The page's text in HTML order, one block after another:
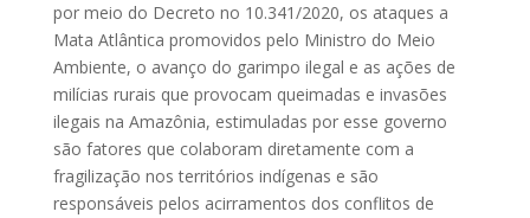
por meio do Decreto no 10.341/2020, os ataques a
Mata Atlântica promovidos pelo Ministro do Meio
Ambiente, o avanço do garimpo ilegal e as ações de
milícias rurais que provocam queimadas e invasões
ilegais na Amazônia, estimuladas por esse governo
são fatores que colaboram diretamente com a
fragilização nos territórios indígenas e são
responsáveis pelos acirramentos dos conflitos de